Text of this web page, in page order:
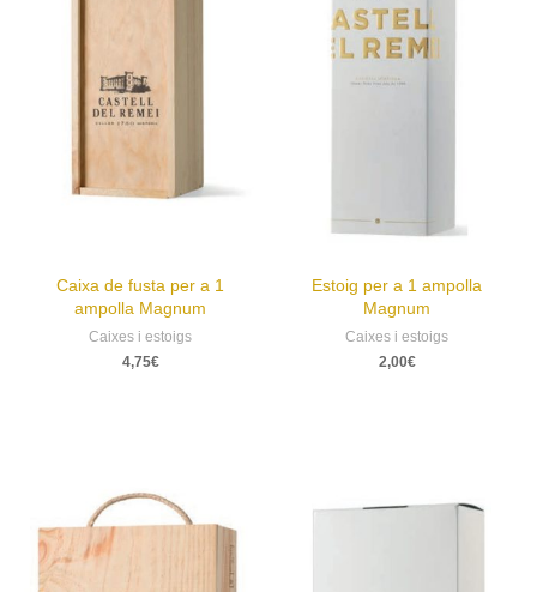
Caixa de fusta per a 1
ampolla Magnum
Caixes i estoigs
4,75€
Estoig per a 1 ampolla
Magnum
Caixes i estoigs
2,00€